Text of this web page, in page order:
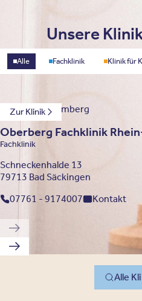
Unsere
Standorttyp
Alle Fachklinik Klinik für
Zur Klinik
Baden-Württemberg
Oberberg Fachklinik
Fachklinik
Schneckenhalde 13
79713 Bad Säckingen
07761 - 9174007
Kontakt
Vorherige Klinik
Nächste Klinik
Alle